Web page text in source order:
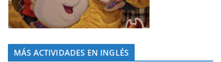
MÁS ACTIVIDADES EN INGLÉS